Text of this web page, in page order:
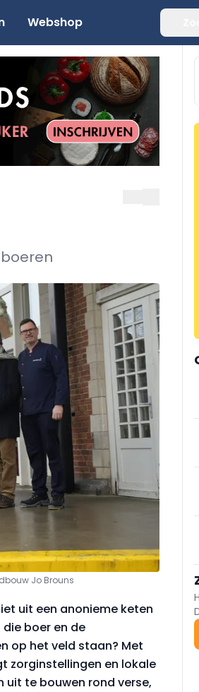
Webshop
Jo Brouns
uit een anonieme keten
boer en de
op het veld staan? Met
zorginstellingen en lokale
uit te bouwen rond verse,